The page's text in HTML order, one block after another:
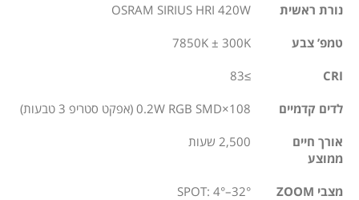
נורת ראשית OSRAM SIRIUS HRI 420W
טמפ’ צבע 7850K ± 300K
CRI
≥83
לדים קדמיים 108×0.2W RGB SMD (אפקט סטריפ 3 טבעות)
אורך חיים
ממוצע
2,500 שעות
מצבי ZOOM SPOT: 4°–32°